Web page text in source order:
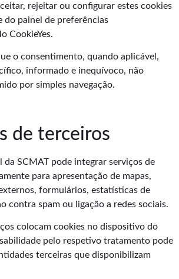
rejeitar ou configurar estes cookies
do painel de preferências
CookieYes.
o consentimento, quando aplicável,
informado e inequívoco, não
por simples navegação.
de terceiros
SCMAT pode integrar serviços de
para apresentação de mapas,
formulários, estatísticas de
contra spam ou ligação a redes sociais.
colocam cookies no dispositivo do
pelo respetivo tratamento pode
terceiras que disponibilizam